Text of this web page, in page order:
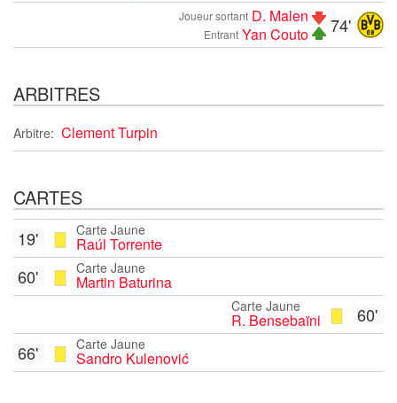
74'
Joueur sortant D. Malen
Entrant Yan Couto
ARBITRES
Arbitre: Clement Turpin
CARTES
Carte Jaune
Raúl Torrente
19'
Carte Jaune
Martin Baturina
60'
60'
Carte Jaune
R. Bensebaïni
Carte Jaune
Sandro Kulenović
66'